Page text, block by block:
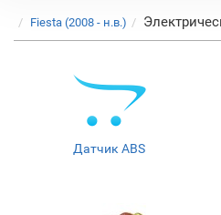
Fiesta (2008 - н.в.)
Датчик ABS